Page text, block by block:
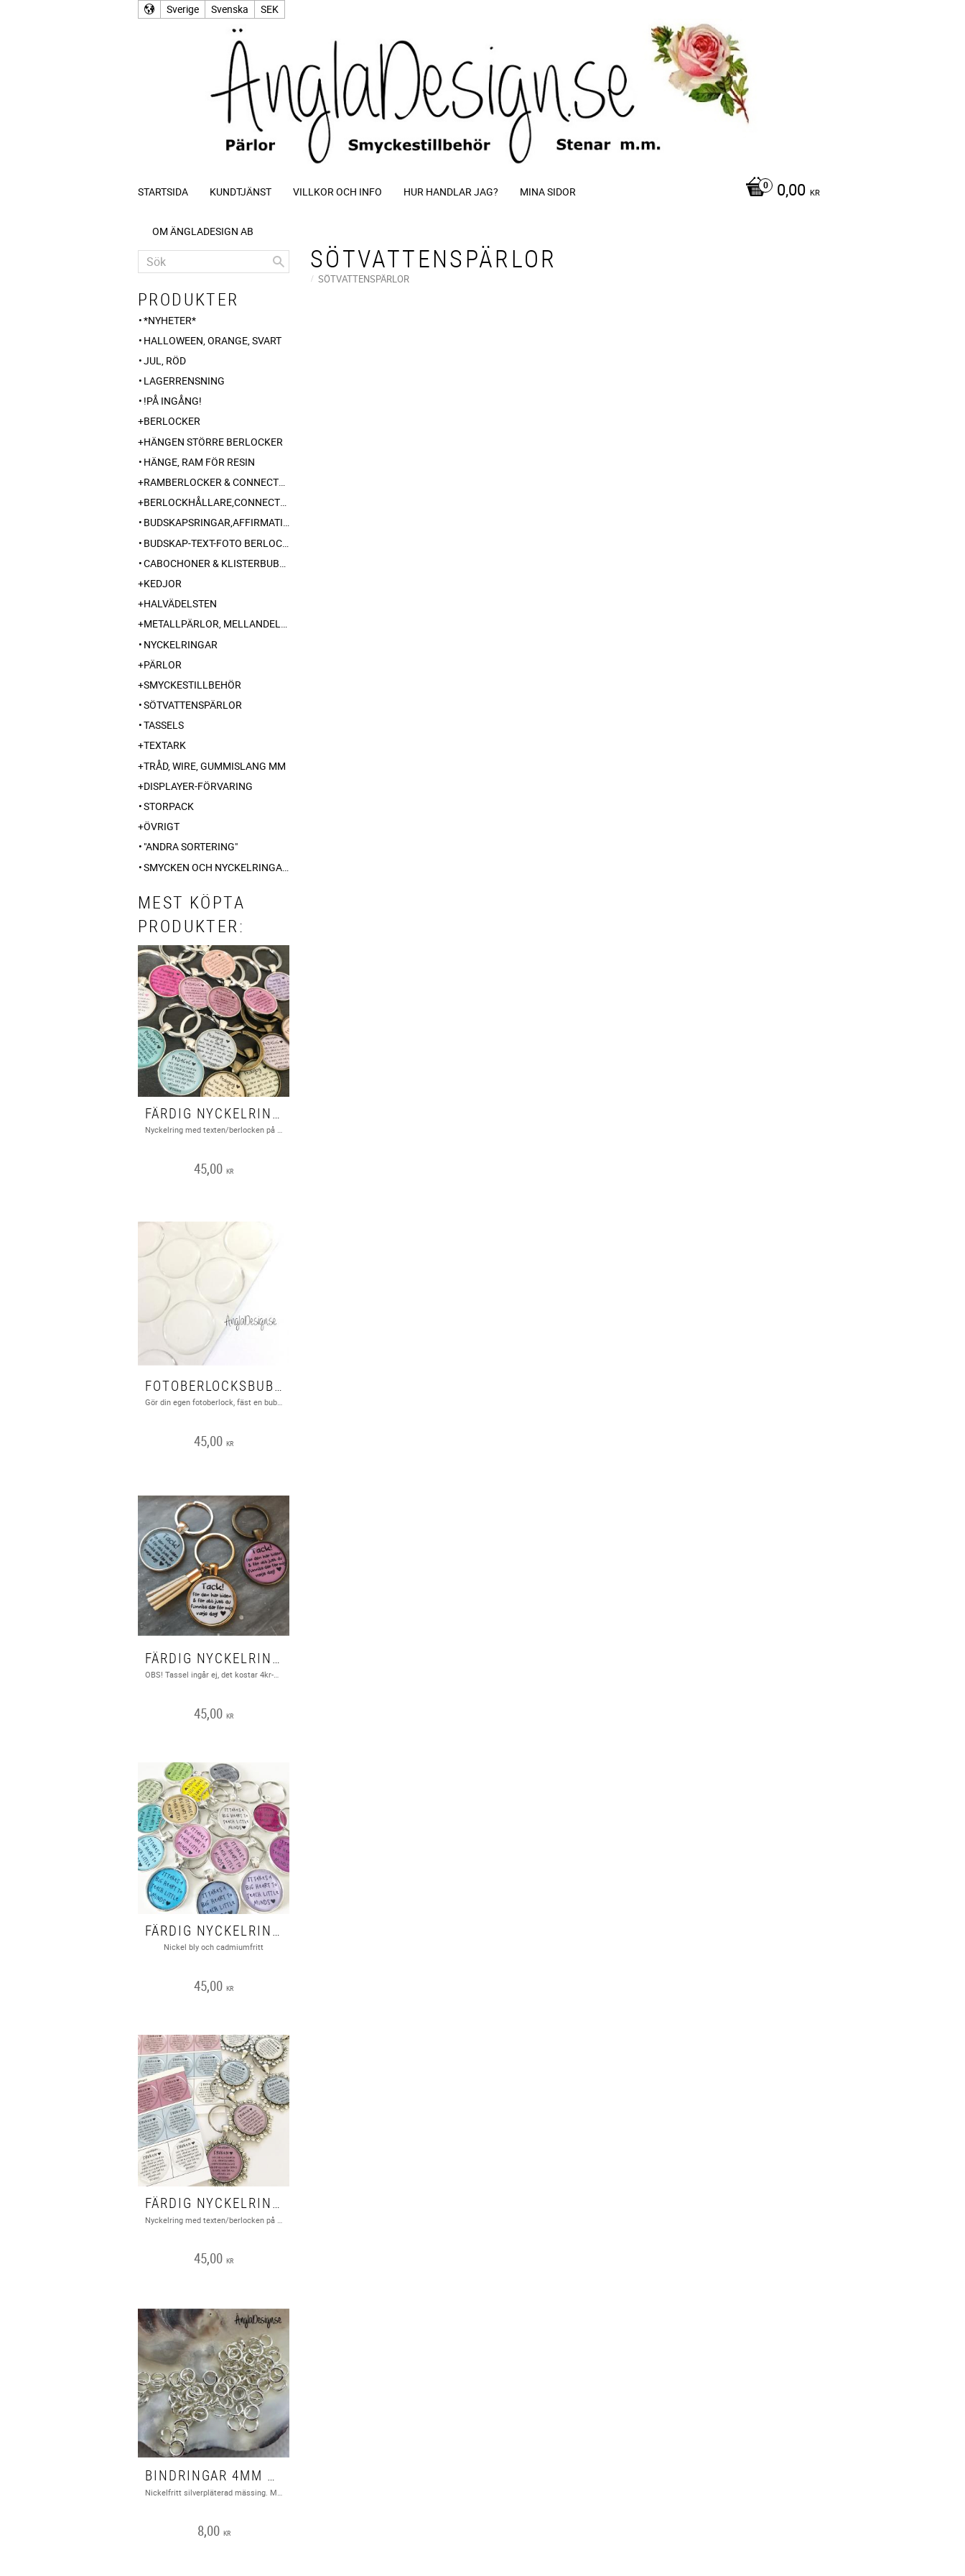
Sverige Svenska SEK
0,00 KR
STARTSIDA KUNDTJÄNST VILLKOR OCH INFO HUR HANDLAR JAG? MINA SIDOR
OM ÄNGLADESIGN AB
SÖTVATTENSPÄRLOR
SÖTVATTENSPÄRLOR
PRODUKTER
*NYHETER*
HALLOWEEN, ORANGE, SVART
JUL, RÖD
LAGERRENSNING
!PÅ INGÅNG!
BERLOCKER
HÄNGEN STÖRRE BERLOCKER
HÄNGE, RAM FÖR RESIN
RAMBERLOCKER & CONNECTORS MM FÖR FOTO-TEXTSMYCKEN
BERLOCKHÅLLARE,CONNECTORS, SLIDER MM
BUDSKAPSRINGAR,AFFIRMATIONSRING,
BUDSKAP-TEXT-FOTO BERLOCK MED EGET INNEHÅLL
CABOCHONER & KLISTERBUBBLOR
KEDJOR
HALVÄDELSTEN
METALLPÄRLOR, MELLANDELAR
NYCKELRINGAR
PÄRLOR
SMYCKESTILLBEHÖR
SÖTVATTENSPÄRLOR
TASSELS
TEXTARK
TRÅD, WIRE, GUMMISLANG MM
DISPLAYER-FÖRVARING
STORPACK
ÖVRIGT
"ANDRA SORTERING"
SMYCKEN OCH NYCKELRINGAR ÄNGLADESIGN SWEDEN
MEST KÖPTA
PRODUKTER:
FÄRDIG NYCKELRING MED TEXT "PEDAGOG", 1ST
Nyckelring med texten/berlocken på bilden. Nickel, bly och cadmiumfritt
45,00 KR
FOTOBERLOCKSBUBBLA, 25MM, 20ST
Gör din egen fotoberlock, fäst en bubbla (de har klister på sej) på ett foto eller text utskriven på fotopapper klipp sedan runt bubblan. Ta dubbelhäftande tejp på en ramberlock, sätt sedan på bubblan så har du en färdig berlock! Material resin.
45,00 KR
FÄRDIG NYCKELRING MED TEXT ”TACK FÖR DEN HÄR TIDEN..” 1ST
OBS! Tassel ingår ej, det kostar 4kr-9kr beroende på vilken ni vill ha. https://www.angladesign.com/category/tassels
45,00 KR
FÄRDIG NYCKELRING” IT TAKES A BIG HEART..” 1ST
Nickel bly och cadmiumfritt
45,00 KR
FÄRDIG NYCKELRING MED TEXT "FRÖKEN.." 1ST
45,00 KR
BINDRINGAR 4MM LJUSTSILVER, 100-PACK
8,00 KR